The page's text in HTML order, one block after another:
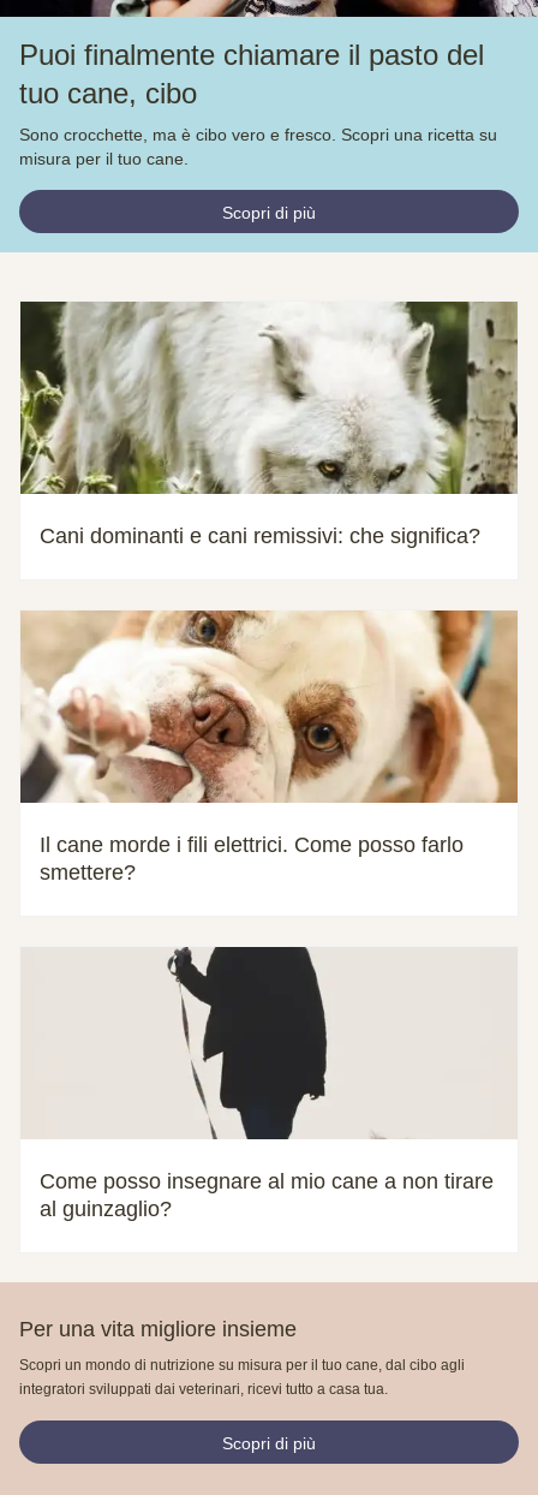
Puoi finalmente chiamare il pasto del
tuo cane, cibo
Sono crocchette, ma è cibo vero e fresco. Scopri una ricetta su
misura per il tuo cane.
Scopri di più
Cani dominanti e cani remissivi: che significa?
Il cane morde i fili elettrici. Come posso farlo
smettere?
Come posso insegnare al mio cane a non tirare
al guinzaglio?
Per una vita migliore insieme
Scopri un mondo di nutrizione su misura per il tuo cane, dal cibo agli
integratori sviluppati dai veterinari, ricevi tutto a casa tua.
Scopri di più